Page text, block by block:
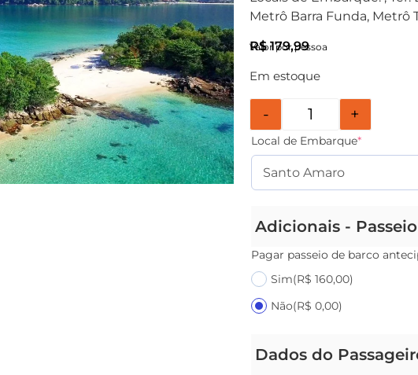
Metrô Barra Funda, Metrô
R$179,99
Valor por pessoa
Em estoque
- +
Local de Embarque*
Adicionais -
Pagar passeio de barco
Sim(R$ 160,00)
Não(R$ 0,00)
Dados do